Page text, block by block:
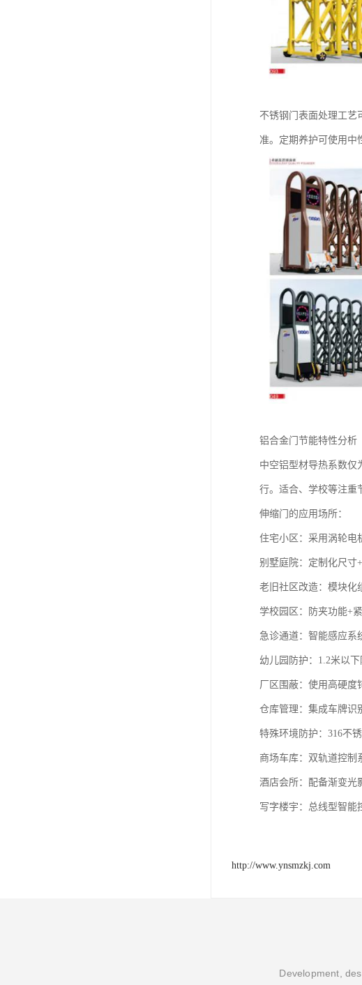
不锈钢门表面处理工艺‌
准。定期养护可使用中
铝合金门节能特性分析‌
中空铝型材导热系数仅
行。适合、学校等注重
伸缩门的应用场所：
住宅小区‌：采用涡轮电
别墅庭院‌：定制化尺寸
老旧社区改造‌：模块化
学校园区：防夹功能+
急诊通道：智能感应系
幼儿园防护：1.2米以
厂区围蔽‌：使用高硬度
仓库管理‌：集成车牌识
特殊环境防护‌：316不
商场车库‌：双轨道控制
酒店会所‌：配备渐变光
写字楼宇‌：总线型智能
http://www.ynsmzkj.com
Development,